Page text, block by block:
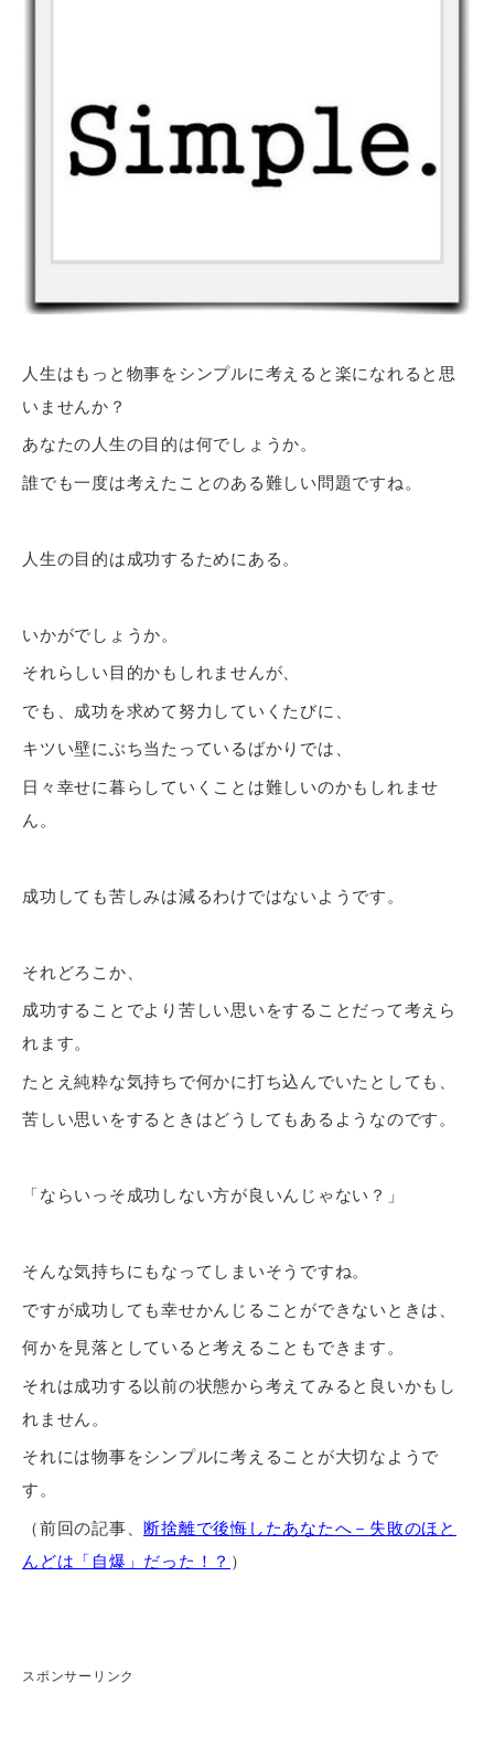
人生はもっと物事をシンプルに考えると楽になれると思
いませんか？
あなたの人生の目的は何でしょうか。
誰でも一度は考えたことのある難しい問題ですね。
人生の目的は成功するためにある。
いかがでしょうか。
それらしい目的かもしれませんが、
でも、成功を求めて努力していくたびに、
キツい壁にぶち当たっているばかりでは、
日々幸せに暮らしていくことは難しいのかもしれませ
ん。
成功しても苦しみは減るわけではないようです。
それどろこか、
成功することでより苦しい思いをすることだって考えら
れます。
たとえ純粋な気持ちで何かに打ち込んでいたとしても、
苦しい思いをするときはどうしてもあるようなのです。
「ならいっそ成功しない方が良いんじゃない？」
そんな気持ちにもなってしまいそうですね。
ですが成功しても幸せかんじることができないときは、
何かを見落としていると考えることもできます。
それは成功する以前の状態から考えてみると良いかもし
れません。
それには物事をシンプルに考えることが大切なようで
す。
（前回の記事、断捨離で後悔したあなたへ－失敗のほと
んどは「自爆」だった！？ ）
スポンサーリンク